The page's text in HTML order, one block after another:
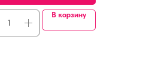
В корзину